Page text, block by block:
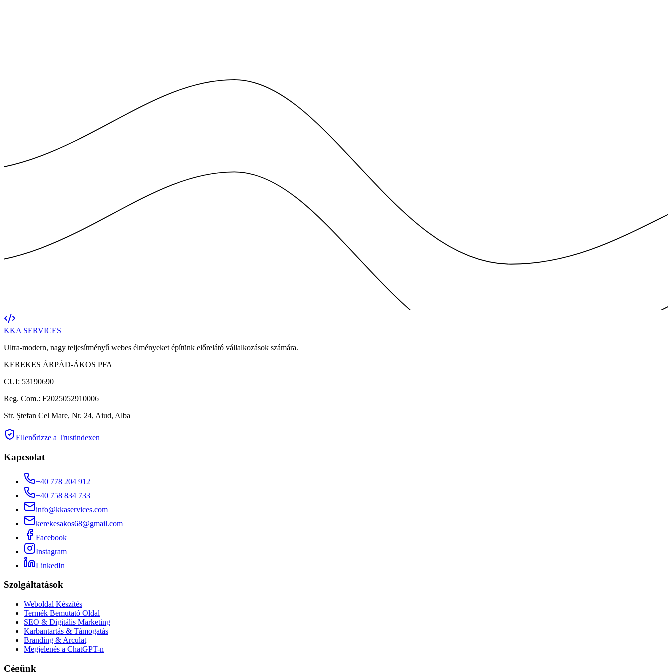
KKA SERVICES
Ultra-modern, nagy teljesítményű webes élményeket építünk előrelátó vállalkozások számára.
KEREKES ÁRPÁD-ÁKOS PFA
CUI: 53190690
Reg. Com.: F2025052910006
Str. Ștefan Cel Mare, Nr. 24, Aiud, Alba
Ellenőrizze a Trustindexen
Kapcsolat
+40 778 204 912
+40 758 834 733
info@kkaservices.com
kerekesakos68@gmail.com
Facebook
Instagram
LinkedIn
Szolgáltatások
Weboldal Készítés
Termék Bemutató Oldal
SEO & Digitális Marketing
Karbantartás & Támogatás
Branding & Arculat
Megjelenés a ChatGPT-n
Cégünk